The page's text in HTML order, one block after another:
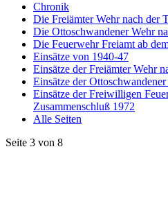
Chronik
Die Freiämter Wehr nach der
Die Ottoschwandener Wehr
Die Feuerwehr Freiamt ab
Einsätze von 1940-47
Einsätze der Freiämter Wehr
Einsätze der
Einsätze der Freiwilligen
Zusammenschluß 1972
Alle Seiten
Seite 3 von 8